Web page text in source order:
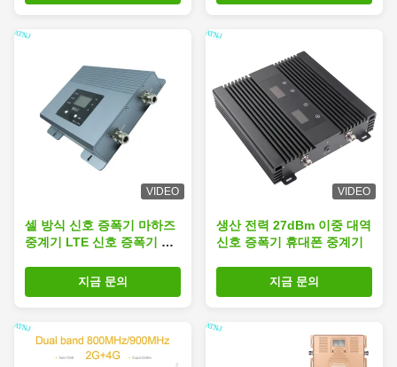
VIDEO
셀 방식 신호 증폭기 마하즈
중계기 LTE 신호 증폭기 강
3G 4G 5G명 900/2100명
지금 문의
VIDEO
생산 전력 27dBm 이중 대역
신호 증폭기 휴대폰 중계기
지금 문의